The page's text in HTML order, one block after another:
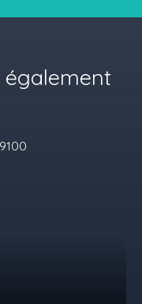
également